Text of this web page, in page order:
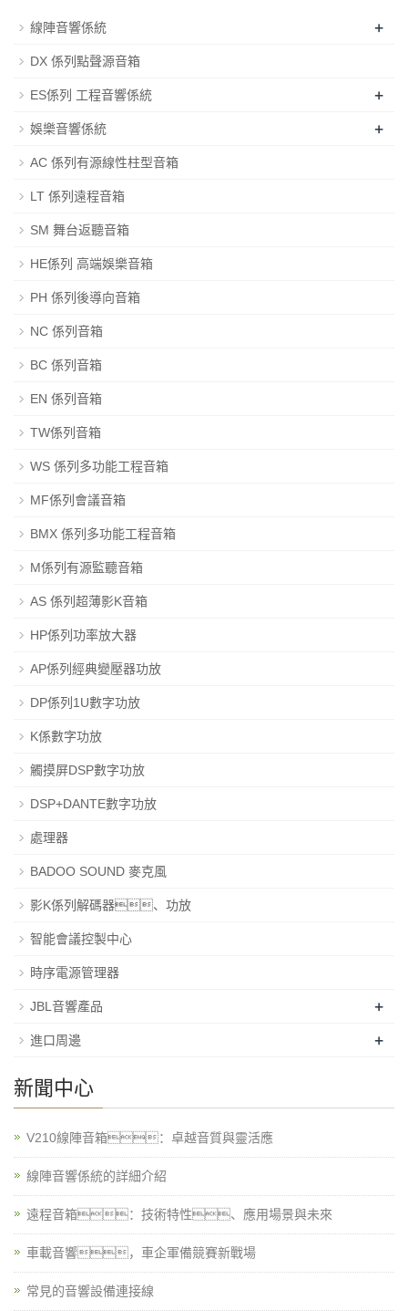
線陣音響係統 +
DX 係列點聲源音箱
ES係列 工程音響係統 +
娛樂音響係統 +
AC 係列有源線性柱型音箱
LT 係列遠程音箱
SM 舞台返聽音箱
HE係列 高端娛樂音箱
PH 係列後導向音箱
NC 係列音箱
BC 係列音箱
EN 係列音箱
TW係列音箱
WS 係列多功能工程音箱
MF係列會議音箱
BMX 係列多功能工程音箱
M係列有源監聽音箱
AS 係列超薄影K音箱
HP係列功率放大器
AP係列經典變壓器功放
DP係列1U數字功放
K係數字功放
觸摸屏DSP數字功放
DSP+DANTE數字功放
處理器
BADOO SOUND 麥克風
影K係列解碼器、功放
智能會議控製中心
時序電源管理器
JBL音響產品 +
進口周邊 +
新聞中心
V210線陣音箱：卓越音質與靈活應
線陣音響係統的詳細介紹
遠程音箱：技術特性、應用場景與未來
車載音響，車企軍備競賽新戰場
常見的音響設備連接線